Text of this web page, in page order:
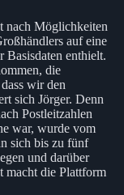
nach Möglichkeiten
auf eine
Basisdaten enthielt.
die
wir den
sich Jörger. Denn
Postleitzahlen
war, wurde vom
sich bis zu fünf
und darüber
macht die Plattform